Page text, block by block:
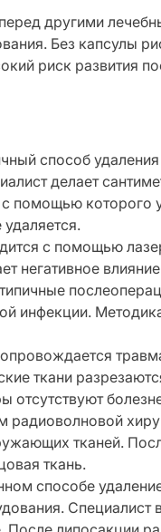
другими
Без капсулы
риск развития
способ
делает
помощью которого
с помощью
негативное
инфекции.
ткани
отсутствуют
тканей.
ткань.
способе